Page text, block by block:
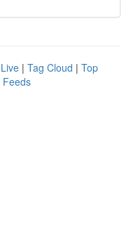
Live | Tag Cloud | Top
Feeds